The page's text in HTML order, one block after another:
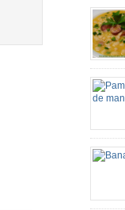
de
gosto
linguiça
alho
pelo
Palha